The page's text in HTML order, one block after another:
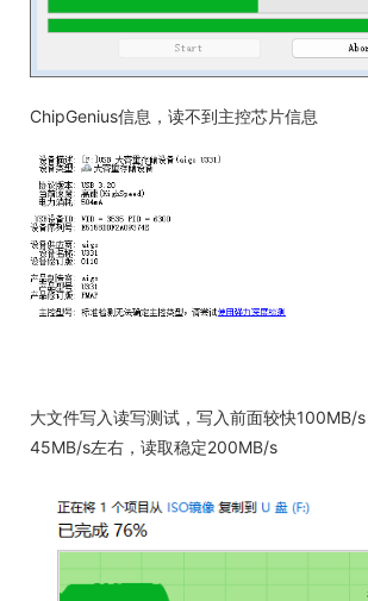
ChipGenius信息，读不到主控芯片信息
大文件写入读写测试，写入前面较快100MB/
45MB/s左右，读取稳定200MB/s